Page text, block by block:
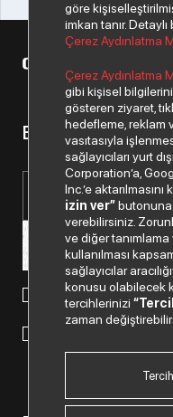
Bizden haberiniz
Paylaştığım kişisel
“Kişisel Verilerin
"Ticari Elektronik İleti
göre
imkan tanır.
Çerez Aydınlatma
Çerez Aydınlatma
gibi kişisel
gösteren ziyaret,
hedefleme, reklam
vasıtasıyla
sağlayıcıları yurt
Corporation’a,
Inc.’e
izin ver”butonuna
verebilirsiniz.
ve diğer
kullanılması
sağlayıcılar
konusu olabilecek
tercihlerinizi
zaman